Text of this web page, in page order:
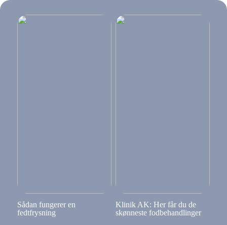
Sådan fungerer en
fedtfrysning
Klinik AK: Her får du de
skønneste fodbehandlinger